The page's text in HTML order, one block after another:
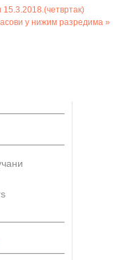
15.3.2018.(четвртак)
у нижим разредима »